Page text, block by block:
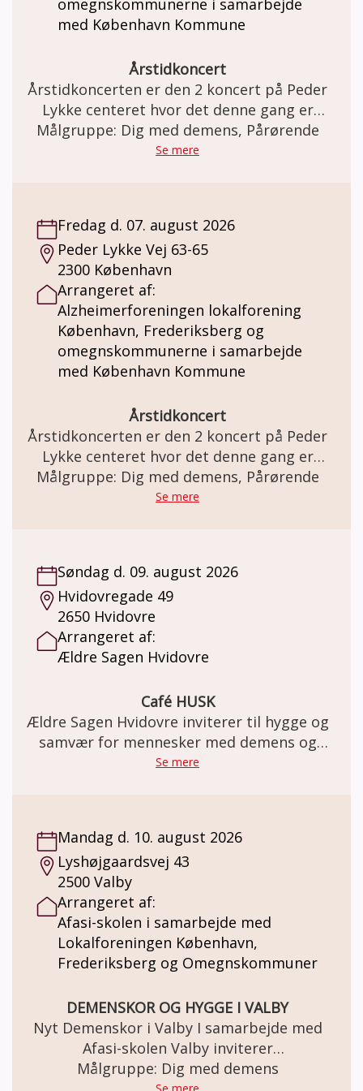
omegnskommunerne i samarbejde
med København Kommune
Årstidkoncert
Årstidkoncerten er den 2 koncert på Peder
Lykke centeret hvor det denne gang er
sommersangene der skal nydes.
Målgruppe: Dig med demens, Pårørende
Se mere
Fredag d. 07. august 2026
Peder Lykke Vej 63-65
2300 København
Arrangeret af:
Alzheimerforeningen lokalforening
København, Frederiksberg og
omegnskommunerne i samarbejde
med København Kommune
Årstidkoncert
Årstidkoncerten er den 2 koncert på Peder
Lykke centeret hvor det denne gang er
sommersangene der skal nydes.
Målgruppe: Dig med demens, Pårørende
Se mere
Søndag d. 09. august 2026
Hvidovregade 49
2650 Hvidovre
Arrangeret af:
Ældre Sagen Hvidovre
Café HUSK
Ældre Sagen Hvidovre inviterer til hygge og
samvær for mennesker med demens og
deres pårørende
Se mere
Mandag d. 10. august 2026
Lyshøjgaardsvej 43
2500 Valby
Arrangeret af:
Afasi-skolen i samarbejde med
Lokalforeningen København,
Frederiksberg og Omegnskommuner
DEMENSKOR OG HYGGE I VALBY
Nyt Demenskor i Valby I samarbejde med
Afasi-skolen Valby inviterer
Alzheimerforeningens Lokalforening
Målgruppe: Dig med demens